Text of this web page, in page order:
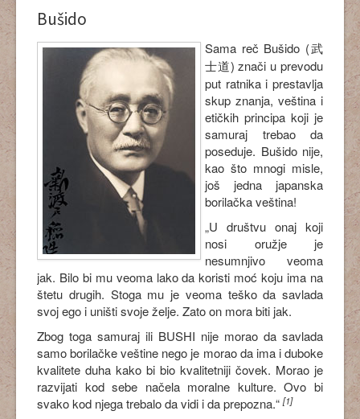
Bušido
Sama reč Bušido (武
士道) znači u prevodu
put ratnika i prestavlja
skup znanja, veština i
etičkih principa koji je
samuraj trebao da
poseduje. Bušido nije,
kao što mnogi misle,
još jedna japanska
borilačka veština!
„U društvu onaj koji
nosi oružje je
nesumnjivo veoma
jak. Bilo bi mu veoma lako da koristi moć koju ima na
štetu drugih. Stoga mu je veoma teško da savlada
svoj ego i uništi svoje želje. Zato on mora biti jak.
Zbog toga samuraj ili BUSHI nije morao da savlada
samo borilačke veštine nego je morao da ima i duboke
kvalitete duha kako bi bio kvalitetniji čovek. Morao je
razvijati kod sebe načela moralne kulture. Ovo bi
svako kod njega trebalo da vidi i da prepozna.“[1]